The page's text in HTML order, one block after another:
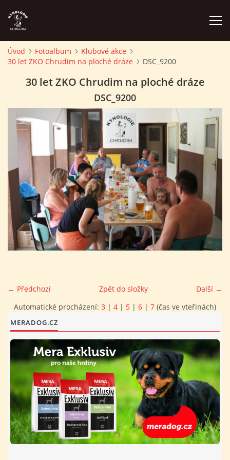
ÚVOD
ZÁVODY A PROPOZICE
PSÍ AKADEMIE
PŘÍSPĚVKY A POPLATKY
KONTAKTY KK
FOTOALBUM
O NÁS - HISTORIE A SOUČASNOST
AVZO TSČ ČR CHRUDIM P.S.
VÝBOR KK
Úvod Fotoalbum
Klubové akce
30 let ZKO Chrudim na ploché dráze
DSC_9200
30 let ZKO Chrudim na ploché dráze
DSC_9200
← Předchozí Další →
Zpět do složky
Automatické procházení: 3 | 4 | 5 | 6 | 7 (čas ve vteřinách)
MERADOG.CZ